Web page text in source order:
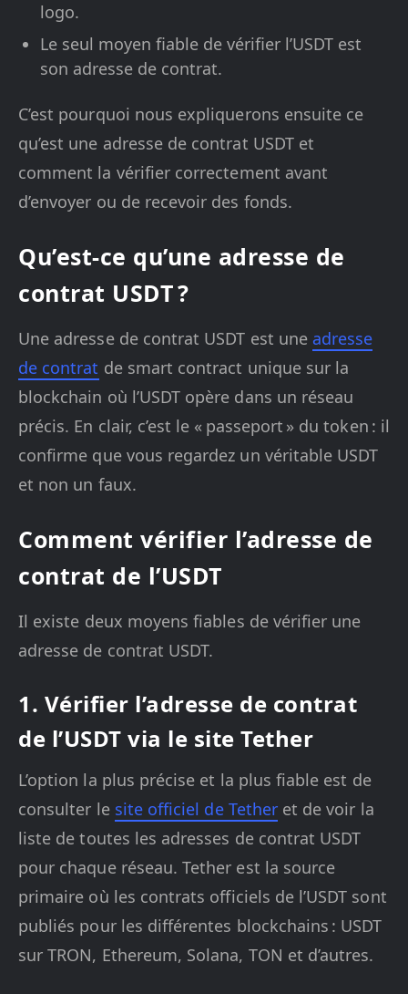
logo.
Le seul moyen fiable de vérifier l’USDT est
son adresse de contrat.
C’est pourquoi nous expliquerons ensuite ce
qu’est une adresse de contrat USDT et
comment la vérifier correctement avant
d’envoyer ou de recevoir des fonds.
Qu’est-ce qu’une adresse de
contrat USDT ?
Une adresse de contrat USDT est une adresse
de contrat de smart contract unique sur la
blockchain où l’USDT opère dans un réseau
précis. En clair, c’est le « passeport » du token : il
confirme que vous regardez un véritable USDT
et non un faux.
Comment vérifier l’adresse de
contrat de l’USDT
Il existe deux moyens fiables de vérifier une
adresse de contrat USDT.
1. Vérifier l’adresse de contrat
de l’USDT via le site Tether
L’option la plus précise et la plus fiable est de
consulter le site officiel de Tetheret de voir la
liste de toutes les adresses de contrat USDT
pour chaque réseau. Tether est la source
primaire où les contrats officiels de l’USDT sont
publiés pour les différentes blockchains : USDT
sur TRON, Ethereum, Solana, TON et d’autres.